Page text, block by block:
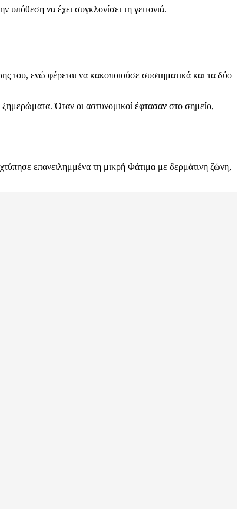
να έχει συγκλονίσει τη γειτονιά.
του, ενώ φέρεται να κακοποιούσε συστηματικά και τα δύο
Όταν οι αστυνομικοί έφτασαν στο σημείο,
επανειλημμένα τη μικρή Φάτιμα με δερμάτινη ζώνη,